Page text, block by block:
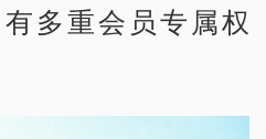
多重会员专属权